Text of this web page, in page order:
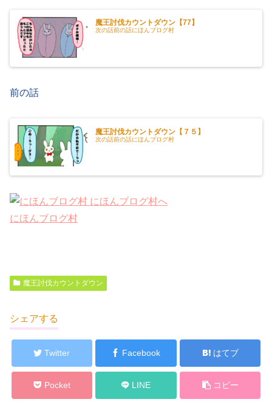
魔王討伐カウントダウン【77】
次の話前の話にほんブログ村
前の話
魔王討伐カウントダウン【７５】
次の話前の話にほんブログ村
にほんブログ村
魔王討伐カウントダウン
シェアする
Twitter Facebook はてブ
Pocket LINE コピー